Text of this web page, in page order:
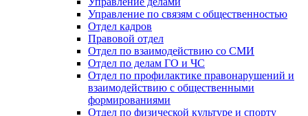
Управление по связям с общественностью
Отдел кадров
Правовой отдел
Отдел по взаимодействию со СМИ
Отдел по делам ГО и ЧС
Отдел по профилактике правонарушений и
взаимодействию с общественными
формированиями
Отдел по физической культуре и спорту